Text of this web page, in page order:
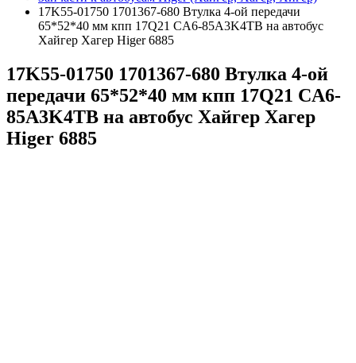
17K55-01750 1701367-680 Втулка 4-ой передачи
65*52*40 мм кпп 17Q21 CA6-85A3K4TB на автобус
Хайгер Хагер Higer 6885
17K55-01750 1701367-680 Втулка 4-ой
передачи 65*52*40 мм кпп 17Q21 CA6-
85A3K4TB на автобус Хайгер Хагер
Higer 6885